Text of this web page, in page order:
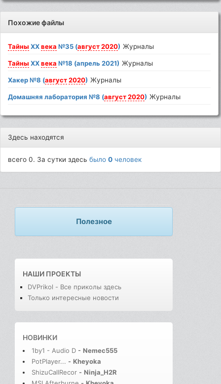
Похожие файлы
Тайны ХХвека №35 (август 2020) Журналы
Тайны ХХвека №18 (апрель 2021) Журналы
Хакер №8 (август 2020) Журналы
Домашняя лаборатория №8 (август 2020) Журналы
Здесь находятся
всего 0. За сутки здесьбыло0 человек
Полезное
НАШИ ПРОЕКТЫ
DVPrikol - Все приколы здесь
Только интересные новости
НОВИНКИ
1by1 - Audio D - Nemec555
PotPlayer... - Kheyoka
ShizuCallRecor - Ninja_H2R